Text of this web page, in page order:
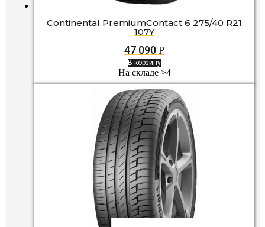
Continental PremiumContact 6 275/40 R21
107Y
47 090 Р
В корзину
На складе >4